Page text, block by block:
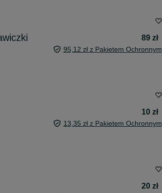
89 zł
95,12 zł z Pakietem Ochronnym
10 zł
13,35 zł z Pakietem Ochronnym
20 zł